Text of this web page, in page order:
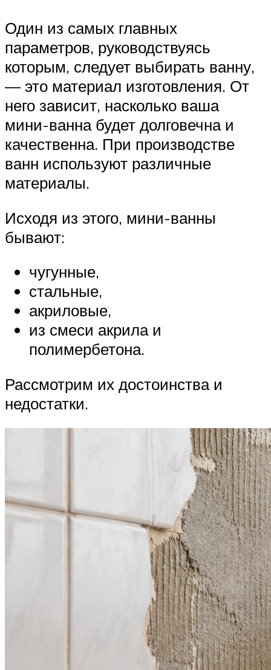
Один из самых главных
параметров, руководствуясь
которым, следует выбирать ванну,
— это материал изготовления. От
него зависит, насколько ваша
мини-ванна будет долговечна и
качественна. При производстве
ванн используют различные
материалы.
Исходя из этого, мини-ванны
бывают:
чугунные,
стальные,
акриловые,
из смеси акрила и
полимербетона.
Рассмотрим их достоинства и
недостатки.